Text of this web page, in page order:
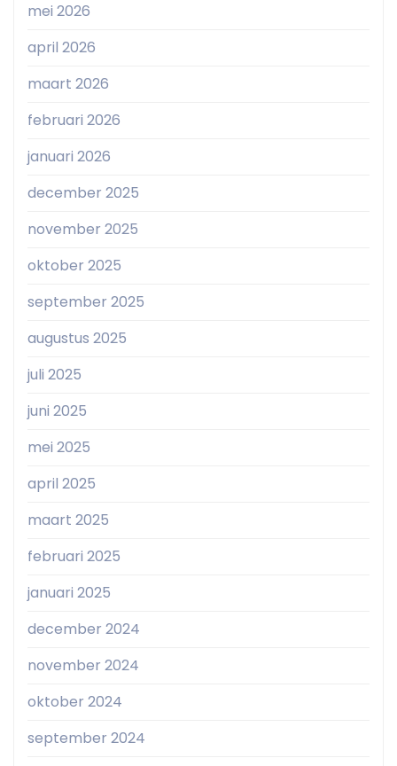
mei 2026
april 2026
maart 2026
februari 2026
januari 2026
december 2025
november 2025
oktober 2025
september 2025
augustus 2025
juli 2025
juni 2025
mei 2025
april 2025
maart 2025
februari 2025
januari 2025
december 2024
november 2024
oktober 2024
september 2024